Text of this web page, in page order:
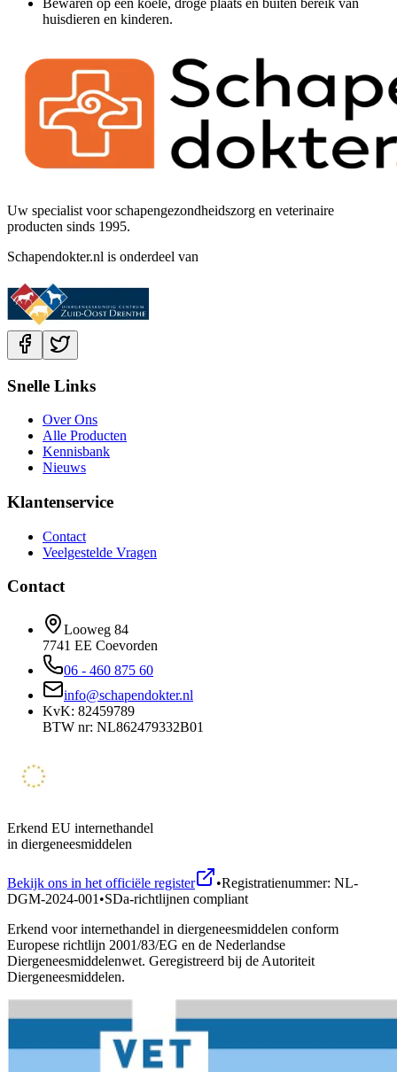
huisdieren en kinderen.
Uw specialist voor schapengezondheidszorg en veterinaire
producten sinds 1995.
Schapendokter.nl is onderdeel van
Snelle Links
Over Ons
Alle Producten
Kennisbank
Nieuws
Klantenservice
Contact
Veelgestelde Vragen
Contact
Looweg 84
7741 EE Coevorden
06 - 460 875 60
info@schapendokter.nl
KvK: 82459789
BTW nr: NL862479332B01
Erkend EU internethandel
in diergeneesmiddelen
Bekijk ons in het officiële register •Registratienummer: NL-
DGM-2024-001 •SDa-richtlijnen compliant
Erkend voor internethandel in diergeneesmiddelen conform
Europese richtlijn 2001/83/EG en de Nederlandse
Diergeneesmiddelenwet. Geregistreerd bij de Autoriteit
Diergeneesmiddelen.